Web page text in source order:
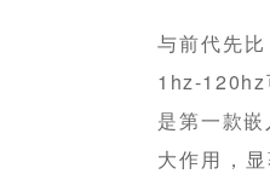
与前代先
1hz-
是第一款
大作用，